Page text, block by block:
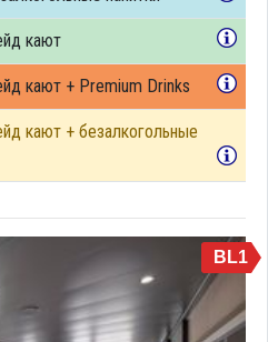
кают
кают + Premium Drinks
кают + безалкогольные
BL1